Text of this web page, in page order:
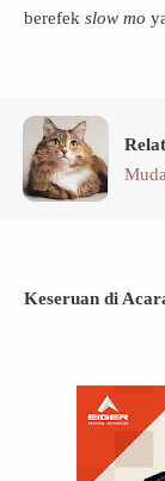
berefek slow mo
Keseruan di